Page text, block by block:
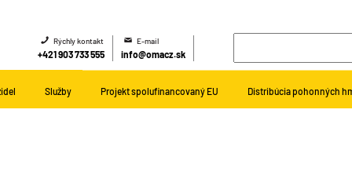
Rýchly kontakt
+421 903 733 555
E-mail
info@omacz.sk
Služby Projekt spolufinancovaný EU Distribúcia pohonných